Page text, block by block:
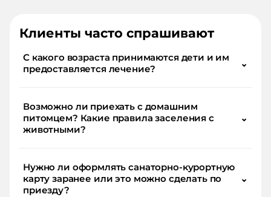
Клиенты часто спрашивают
С какого возраста принимаются дети и им
предоставляется лечение?
⌄
Возможно ли приехать с домашним
питомцем? Какие правила заселения с
животными?
⌄
Нужно ли оформлять санаторно-курортную
карту заранее или это можно сделать по
приезду?
⌄